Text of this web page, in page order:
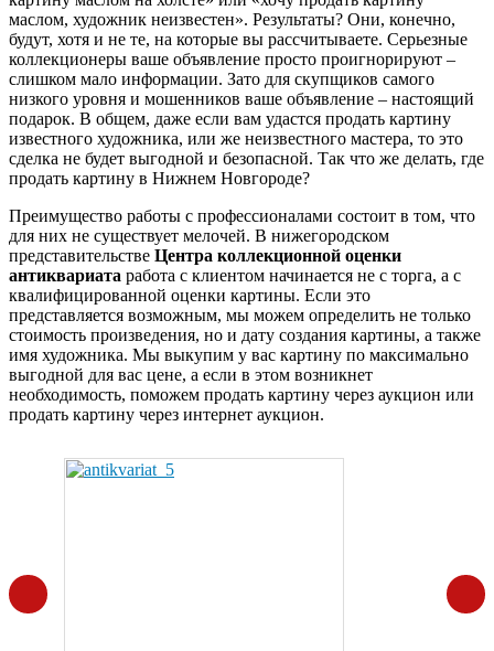
маслом, художник неизвестен». Результаты? Они, конечно,
будут, хотя и не те, на которые вы рассчитываете. Серьезные
коллекционеры ваше объявление просто проигнорируют –
слишком мало информации. Зато для скупщиков самого
низкого уровня и мошенников ваше объявление – настоящий
подарок. В общем, даже если вам удастся продать картину
известного художника, или же неизвестного мастера, то это
сделка не будет выгодной и безопасной. Так что же делать, где
продать картину в Нижнем Новгороде?
Преимущество работы с профессионалами состоит в том, что
для них не существует мелочей. В нижегородском
представительстве Центра коллекционной оценки
антиквариата работа с клиентом начинается не с торга, а с
квалифицированной оценки картины. Если это
представляется возможным, мы можем определить не только
стоимость произведения, но и дату создания картины, а также
имя художника. Мы выкупим у вас картину по максимально
выгодной для вас цене, а если в этом возникнет
необходимость, поможем продать картину через аукцион или
продать картину через интернет аукцион.